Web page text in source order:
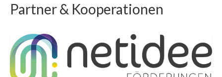
Partner & Kooperationen